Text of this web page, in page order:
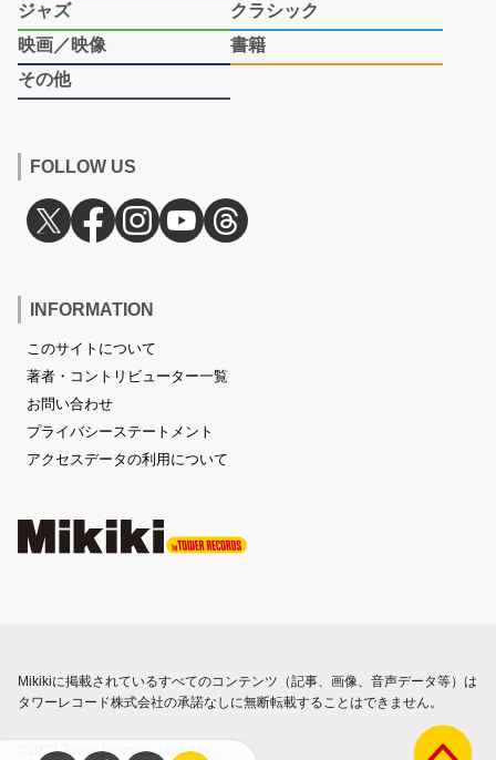
ジャズ
クラシック
映画／映像
書籍
その他
FOLLOW US
INFORMATION
このサイトについて
著者・コントリビューター一覧
お問い合わせ
プライバシーステートメント
アクセスデータの利用について
Mikikiに掲載されているすべてのコンテンツ（記事、画像、音声データ等）は
タワーレコード株式会社の承諾なしに無断転載することはできません。
©2023 Tower Records Japan Inc.